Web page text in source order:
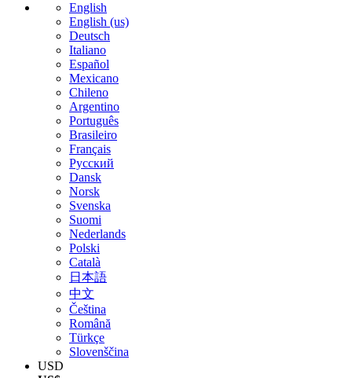
English
English (us)
Deutsch
Italiano
Español
Mexicano
Chileno
Argentino
Português
Brasileiro
Français
Русский
Dansk
Norsk
Svenska
Suomi
Nederlands
Polski
Català
日本語
中文
Čeština
Română
Türkçe
Slovenščina
USD